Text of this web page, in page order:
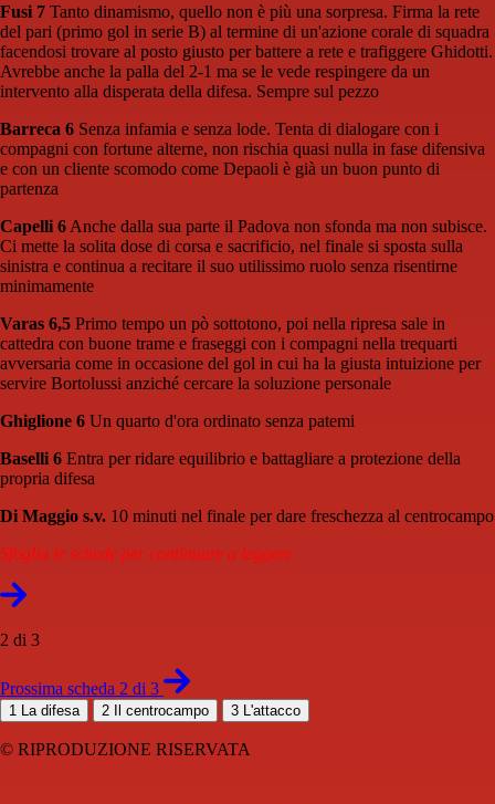
Fusi 7 Tanto dinamismo, quello non è più una sorpresa. Firma la rete
del pari (primo gol in serie B) al termine di un'azione corale di squadra
facendosi trovare al posto giusto per battere a rete e trafiggere Ghidotti.
Avrebbe anche la palla del 2-1 ma se le vede respingere da un
intervento alla disperata della difesa. Sempre sul pezzo
Barreca 6 Senza infamia e senza lode. Tenta di dialogare con i
compagni con fortune alterne, non rischia quasi nulla in fase difensiva
e con un cliente scomodo come Depaoli è già un buon punto di
partenza
Capelli 6 Anche dalla sua parte il Padova non sfonda ma non subisce.
Ci mette la solita dose di corsa e sacrificio, nel finale si sposta sulla
sinistra e continua a recitare il suo utilissimo ruolo senza risentirne
minimamente
Varas 6,5 Primo tempo un pò sottotono, poi nella ripresa sale in
cattedra con buone trame e fraseggi con i compagni nella trequarti
avversaria come in occasione del gol in cui ha la giusta intuizione per
servire Bortolussi anziché cercare la soluzione personale
Ghiglione 6 Un quarto d'ora ordinato senza patemi
Baselli 6 Entra per ridare equilibrio e battagliare a protezione della
propria difesa
Di Maggio s.v. 10 minuti nel finale per dare freschezza al centrocampo
Sfoglia le schede per continuare a leggere
2 di 3
Prossima scheda 2 di 3
1 La difesa 2 Il centrocampo 3 L'attacco
© RIPRODUZIONE RISERVATA